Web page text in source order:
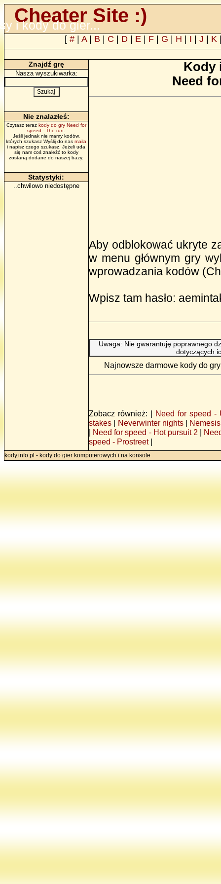
Cheater Site :)
i kody do gier...
[ # A| B C D E F G H I J K
Znajdź grę
Nasza wyszukiwarka:
Nie znalazłeś:
Czytasz teraz kody do gry Need for
speed - The run
Jeśli jednak nie mamy kodów,
których szukasz Wyślij do nasmaila
i napisz czego szukasz. Jeżeli uda
się nam coś znaleźć to kody
zostaną dodane do naszej bazy.
Statystyki:
..chwilowo niedostępne
Kody
Need
Aby odblokować ukryte
w menu głównym gry
wprowadzania kodów
Wpisz tam hasło:
Uwaga: Nie gwarantuję poprawnego
dotyczących
Najnowsze darmowe kody do
Zobacz również: | Need for speed -
stakes | Neverwinter nights|
| Need for speed - Hot pursuit 2 |
speed - Prostreet|
kody.info.pl - kody do gier komputerowych i na konsole